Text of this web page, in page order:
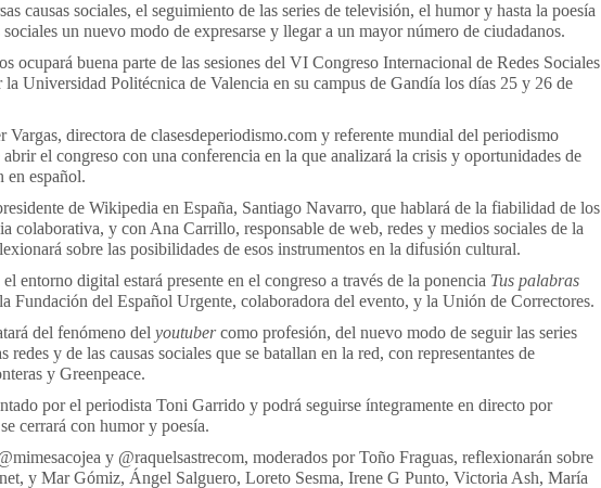
causas sociales, el seguimiento de las series de televisión, el humor y hasta la poesía
un nuevo modo de expresarse y llegar a un mayor número de ciudadanos.
ocupará buena parte de las sesiones del VI Congreso Internacional de Redes Sociales
Universidad Politécnica de Valencia en su campus de Gandía los días 25 y 26 de
Vargas, directora de clasesdeperiodismo.com y referente mundial del periodismo
el congreso con una conferencia en la que analizará la crisis y oportunidades de
en español.
de Wikipedia en España, Santiago Navarro, que hablará de la fiabilidad de los
colaborativa, y con Ana Carrillo, responsable de web, redes y medios sociales de la
sobre las posibilidades de esos instrumentos en la difusión cultural.
entorno digital estará presente en el congreso a través de la ponencia Tus palabras
Fundación del Español Urgente, colaboradora del evento, y la Unión de Correctores.
del fenómeno del youtubercomo profesión, del nuevo modo de seguir las series
redes y de las causas sociales que se batallan en la red, con representantes de
y Greenpeace.
por el periodista Toni Garrido y podrá seguirse íntegramente en directo por
cerrará con humor y poesía.
y @raquelsastrecom, moderados por Toño Fraguas, reflexionarán sobre
y Mar Gómiz, Ángel Salguero, Loreto Sesma, Irene G Punto, Victoria Ash, María